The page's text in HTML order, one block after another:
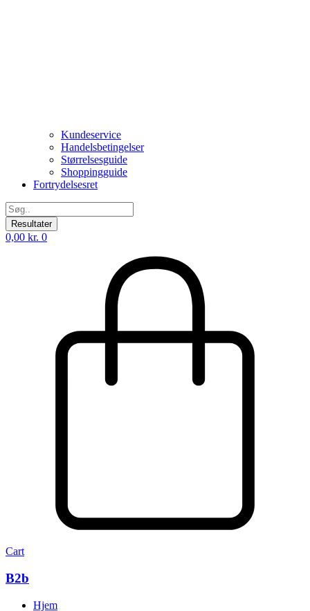
Kundeservice
Handelsbetingelser
Størrelsesguide
Shoppingguide
Fortrydelsesret
Search
...Resultater
0,00 kr. 0
Cart
B2b
Hjem